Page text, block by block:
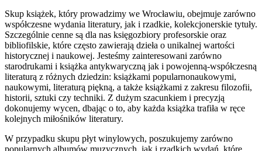
Skup książek, który prowadzimy we Wrocławiu, obejmuje zarówno
współczesne wydania literatury, jak i rzadkie, kolekcjonerskie tytuły.
Szczególnie cenne są dla nas księgozbiory profesorskie oraz
bibliofilskie, które często zawierają dzieła o unikalnej wartości
historycznej i naukowej. Jesteśmy zainteresowani zarówno
starodrukami i książka antykwaryczną jak i powojenną-współczesną
literaturą z różnych dziedzin: książkami popularnonaukowymi,
naukowymi, literaturą piękną, a także książkami z zakresu filozofii,
historii, sztuki czy techniki. Z dużym szacunkiem i precyzją
dokonujemy wycen, dbając o to, aby każda książka trafiła w ręce
kolejnych miłośników literatury.
W przypadku skupu płyt winylowych, poszukujemy zarówno